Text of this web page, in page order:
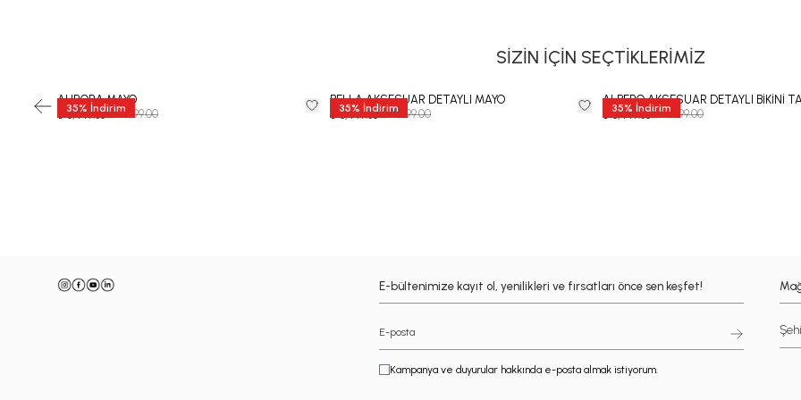
SİZİN İÇİN SEÇTİKLERİMİZ
35% İndirim
AURORA MAYO
₺ 8,449.35₺ 12,999.00 35% İndirim
BELLA AKSESUAR DETAYLI MAYO
₺ 8,449.35₺ 12,999.00 35% İndirim
ALBERO AKSESUAR DETAYLI BİKİNİ
₺ 8,449.35₺ 12,999.00
E-bültenimize kayıt ol, yenilikleri ve fırsatları önce sen keşfet!
Kampanya ve duyurular hakkında e-posta almak istiyorum.